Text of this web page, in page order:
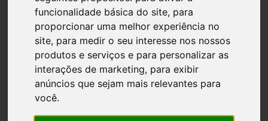
funcionalidade básica do site, para
proporcionar uma melhor experiência no
site, para medir o seu interesse nos nossos
produtos e serviços e para personalizar as
interações de marketing, para exibir
anúncios que sejam mais relevantes para
você.